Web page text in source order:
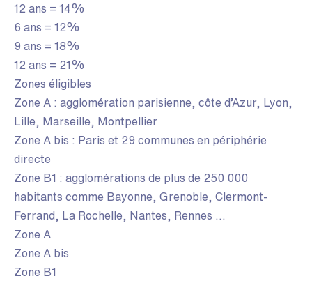
12 ans = 14%
6 ans = 12%
9 ans = 18%
12 ans = 21%
Zones éligibles
Zone A : agglomération parisienne, côte d’Azur, Lyon,
Lille, Marseille, Montpellier
Zone A bis : Paris et 29 communes en périphérie
directe
Zone B1 : agglomérations de plus de 250 000
habitants comme Bayonne, Grenoble, Clermont-
Ferrand, La Rochelle, Nantes, Rennes …
Zone A
Zone A bis
Zone B1